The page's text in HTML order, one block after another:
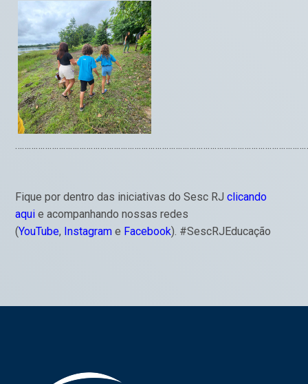
Fique por dentro das iniciativas do Sesc RJclicando
aqui e acompanhando nossas redes
(YouTube, Instagram e Facebook). #SescRJEducação